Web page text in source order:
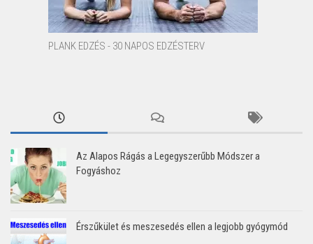
PLANK EDZÉS - 30 NAPOS EDZÉSTERV
Az Alapos Rágás a Legegyszerűbb Módszer a
Fogyáshoz
Érszűkület és meszesedés ellen a legjobb gyógymód